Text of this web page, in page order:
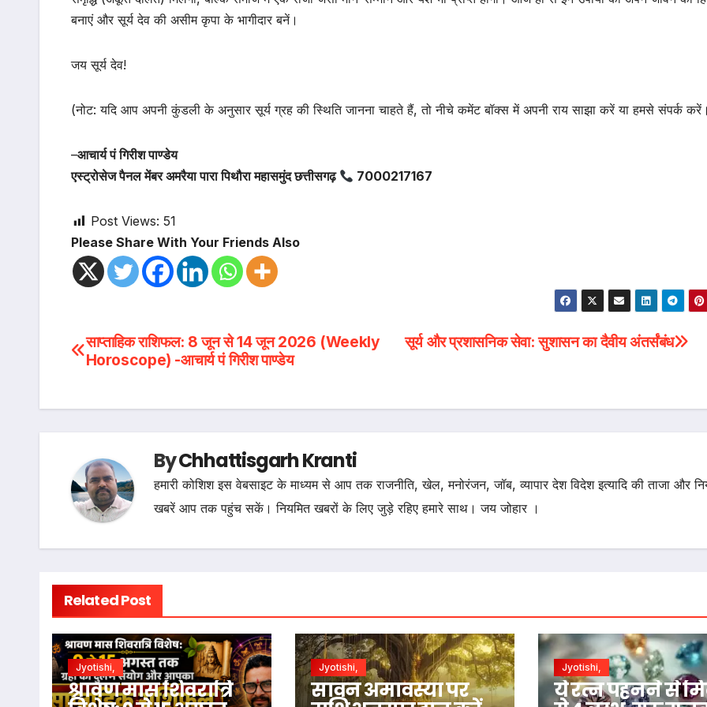
बनाएं और सूर्य देव की असीम कृपा के भागीदार बनें।
जय सूर्य देव!
(नोट: यदि आप अपनी कुंडली के अनुसार सूर्य ग्रह की स्थिति जानना चाहते हैं, तो नीचे कमेंट बॉक्स में अपनी राय साझा करें या हमसे संपर्क
–आचार्य पं गिरीश पाण्डेय
एस्ट्रोसेज पैनल मेंबर अमरैया पारा पिथौरा महासमुंद छत्तीसगढ़
7000217167
Post Views: 51
Please Share With Your Friends Also
Post
navigation
सूर्य और प्रशासनिक सेवा: सुशासन का दैवीय अंतर्संबंध
साप्ताहिक राशिफल: 8 जून से 14 जून 2026 (Weekly
Horoscope) -आचार्य पं गिरीश पाण्डेय
ByChhattisgarh Kranti
हमारी कोशिश इस वेबसाइट के माध्यम से आप तक राजनीति, खेल, मनोरंजन, जॉब, व्यापार देश विदेश इत्यादि की ताजा और
खबरें आप तक पहुंच सकें। नियमित खबरों के लिए जुड़े रहिए हमारे साथ। जय जोहार ।
Related Post
Jyotishi,
श्रावण मास शिवरात्रि
Jyotishi,
सावन अमावस्या पर
Jyotishi,
ये रत्न पहनने से